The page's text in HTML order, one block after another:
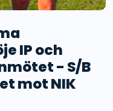
IP och
- S/B
mot NIK